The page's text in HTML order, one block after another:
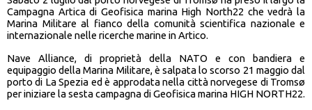
Campagna Artica di Geofisica marina High North22 che vedrà la
Marina Militare al fianco della comunità scientifica nazionale e
internazionale nelle ricerche marine in Artico.
Nave Alliance, di proprietà della NATO e con bandiera e
equipaggio della Marina Militare, è salpata lo scorso 21 maggio dal
porto di La Spezia ed è approdata nella città norvegese di Tromsø
per iniziare la sesta campagna di Geofisica marina HIGH NORTH22.